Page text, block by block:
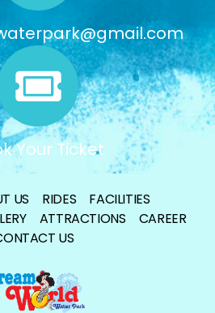
Your Ticket
US RIDES
FACILITIES
ATTRACTIONS
CAREER
US